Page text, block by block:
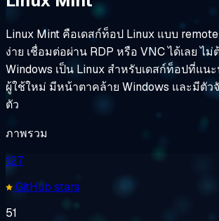
Linux Mint คือเดสก์ท็อป Linux แบบ
ง่าย เชื่อมต่อผ่าน RDP หรือ VNC ได้เลย ไ
Windows เป็น Linux สำหรับเดสก์ท็อปที่แน
ผู้ใช้ใหม่ มีหน้าตาคล้าย Windows และมีตัว
ตัว
ภาพรวม
127
GitHub stars
51